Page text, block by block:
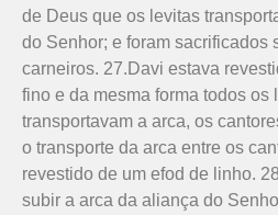
de Deus que os levitas
do Senhor; e foram sacrificados
carneiros. 27.Davi estava
fino e da mesma forma todos os
transportavam a arca, os
o transporte da arca entre os
revestido de um efod de linho.
subir a arca da aliança do